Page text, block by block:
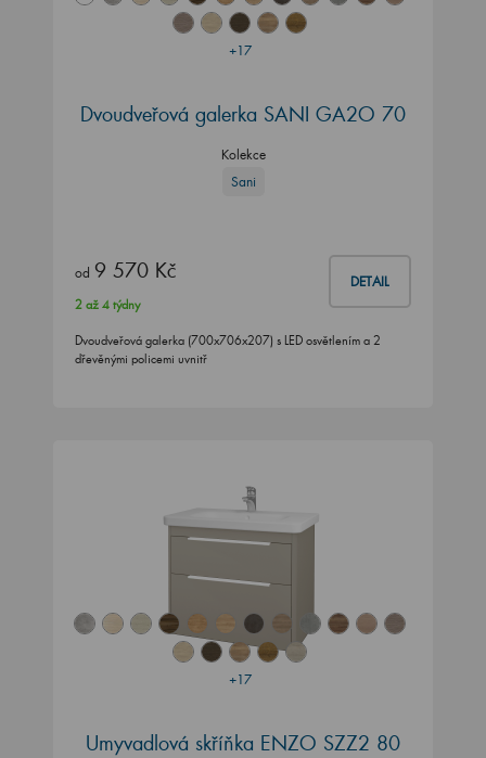
+17
Dvoudveřová galerka SANI GA2O 70
Kolekce
Sani
od 9 570 Kč DETAIL
2 až 4 týdny
Dvoudveřová galerka (700x706x207) s LED osvětlením a 2
dřevěnými policemi uvnitř
+17
Umyvadlová skříňka ENZO SZZ2 80